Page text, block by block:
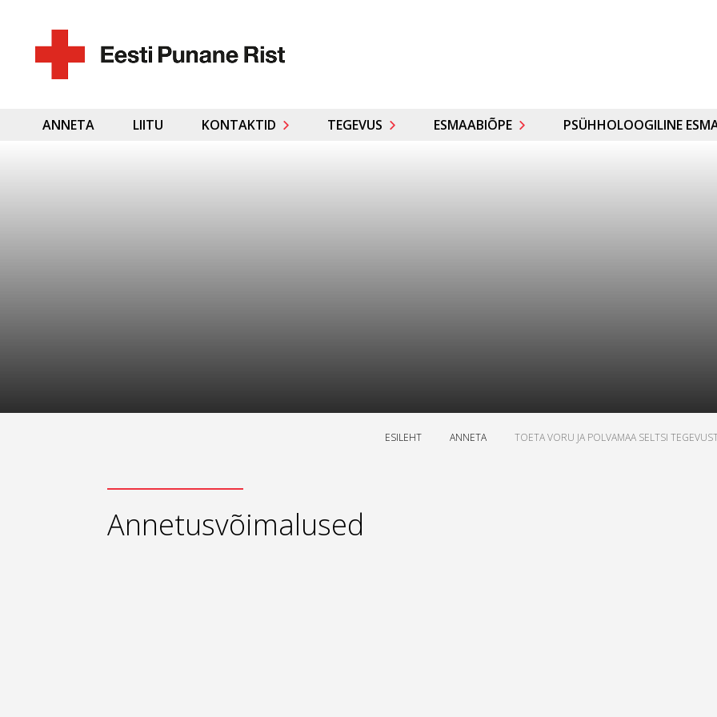
ANNETA LIITU KONTAKTID TEGEVUS ESMAABIÕPE PSÜHHOLOOGILINE
ESILEHT ANNETA TOETA VORU JA POLVAMAA SELTSI
Annetusvõimalused